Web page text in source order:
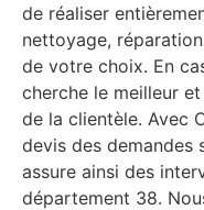
de réaliser
nettoyage,
de votre choix. En
cherche le meilleur
de la clientèle. Avec
devis des demandes
assure ainsi des
département 38.